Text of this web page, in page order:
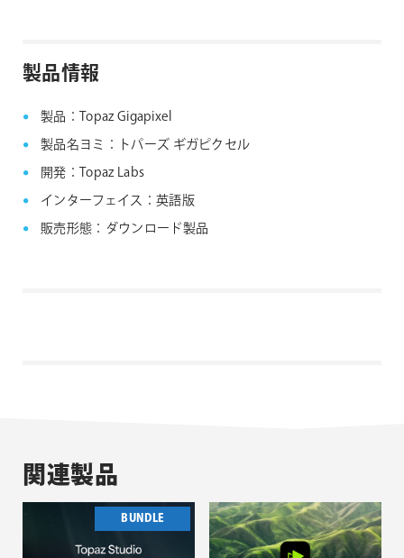
製品情報
製品：Topaz Gigapixel
製品名ヨミ：トパーズ ギガピクセル
開発：Topaz Labs
インターフェイス：英語版
販売形態：ダウンロード製品
関連製品
BUNDLE